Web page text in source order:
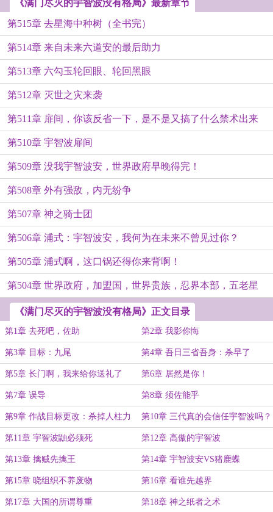
《满门尽灭的宇智波没有格局》最新章节
第515章 去星海中种树（全书完）
第514章 来自未来六道安的最后助力
第513章 六勾玉轮回眼、轮回黑眼
第512章 灭世之灾来袭
第511章 扉间，你该反省一下，是不是又搞了什么禁术出来
第510章 宇智波扉间
第509章 没我宇智波安，世界政府早晚得完！
第508章 外有强敌，内无纷争
第507章 神之骑士团
第506章 浦式：宇智波安，我何为在未来不曾见过你？
第505章 浦式啊，这口锅还得你来背啊！
第504章 世界政府，加盟国，世界贵族，忍界本部，五老星
《满门尽灭的宇智波没有格局》正文目录
第1章 去死吧，佐助 第2章 我影你悔
第3章 目标：九尾 第4章 吾日三省吾身：杀早了
第5章 长门啊，我来给你送礼了
呀！
第6章 居然是你！
第7章 误导 第8章 须佐能乎
第9章 作战目标更改：杀掉人柱力 第10章 三代真的会信任宇智波吗？
第11章 宇智波鼬必须死 第12章 高傲的宇智波
第13章 擒贼先擒王 第14章 宇智波安VS猪鹿蝶
第15章 晓组织不养废物 第16章 看谁先越界
第17章 大国的所谓尊重 第18章 神之纸者之术